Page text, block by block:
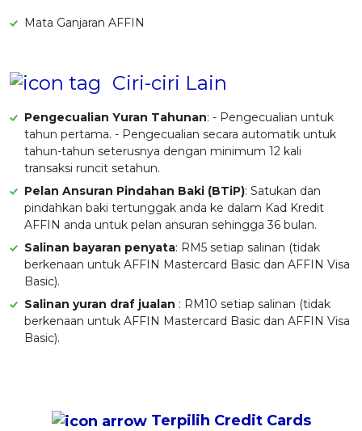
Mata Ganjaran AFFIN
Ciri-ciri Lain
Pengecualian Yuran Tahunan: - Pengecualian untuk
tahun pertama. - Pengecualian secara automatik untuk
tahun-tahun seterusnya dengan minimum 12 kali
transaksi runcit setahun.
Pelan Ansuran Pindahan Baki (BTiP): Satukan dan
pindahkan baki tertunggak anda ke dalam Kad Kredit
AFFIN anda untuk pelan ansuran sehingga 36 bulan.
Salinan bayaran penyata: RM5 setiap salinan (tidak
berkenaan untuk AFFIN Mastercard Basic dan AFFIN Visa
Basic).
Salinan yuran draf jualan : RM10 setiap salinan (tidak
berkenaan untuk AFFIN Mastercard Basic dan AFFIN Visa
Basic).
Terpilih Credit Cards